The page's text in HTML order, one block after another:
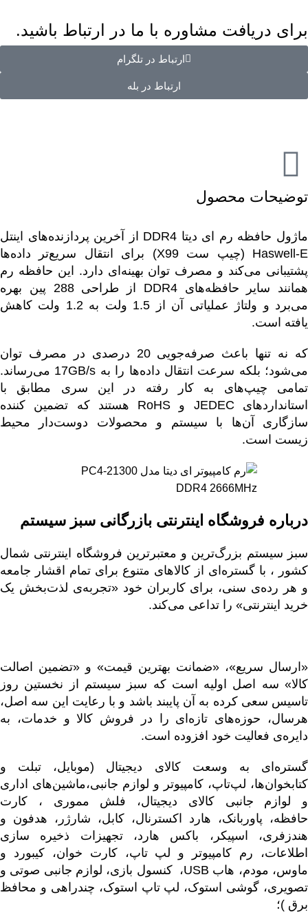
برای دریافت مشاوره با ما در ارتباط باشید.
ارتباط در تلگرام
ارتباط در بله
توضیحات محصول
ماژول حافظه رم ای دیتا DDR4 از آخرین پردازنده‌های اینتل
Haswell-E (چیپ ست X99) برای انتقال سریع‌تر داده‌ها
پشتیبانی می‌کند و مصرف توان بهینه‌ای دارد. این حافظه رم
همانند سایر حافظه‌های DDR4 از طراحی 288 پین بهره
می‌برد و ولتاژ عملیاتی آن از 1.5 ولت به 1.2 ولت کاهش
یافته است.
که نه تنها باعث صرفه‌جویی 20 درصدی در مصرف توان
می‌شود؛ بلکه سرعت انتقال داده‌ها را به 17GB/s می‌رساند.
تمامی چیپ‌های به کار‌ رفته در این سری مطابق با
استاندارد‌های JEDEC و RoHS هستند که تضمین‌ کننده
سازگاری آن‌ها با سیستم و محصولات دوست‌دار محیط‌
زیست است.
درباره فروشگاه اینترنتی بازرگانی سبز سیستم
سبز سیستم بزرگ‌ترین و معتبرترین فروشگاه اینترنتی شمال
کشور ، با گستره‌ای از کالاهای متنوع برای تمام اقشار جامعه
و هر رده‌ی سنی، برای کاربران خود «تجربه‌ی لذت‌بخش یک
خرید اینترنتی» را تداعی می‌کند.
«ارسال سریع»، «ضمانت بهترین قیمت» و «تضمین اصالت
کالا» سه اصل اولیه است که سبز سیستم از نخستین روز
تاسیس سعی کرده به آن پایبند باشد و با رعایت این سه اصل،
هرسال، حوزه‌های تازه‌ای را در فروش کالا و خدمات، به
دایره‌ی فعالیت خود افزوده است.
گستره‌ای به وسعت کالای دیجیتال (موبایل، تبلت و
کتابخوان‌ها، لپ‌تاپ، کامپیوتر و لوازم جانبی،ماشین‌های اداری
و لوازم جانبی کالای دیجیتال، فلش مموری ، کارت
حافظه، پاوربانک، هارد اکسترنال، کابل، شارژر ، هدفون و
هندزفری، اسپیکر ، باکس هارد،تجهیزات ذخیره سازی
اطلاعات، رم کامپیوتر و لپ تاپ،کارت خوان،کیبورد و
ماوس، مودم، هاب USB ،کنسول بازی، لوازم جانبی صوتی و
تصویری، گوشی استوک، لپ تاپ استوک، چندراهی و محافظ
برق )؛